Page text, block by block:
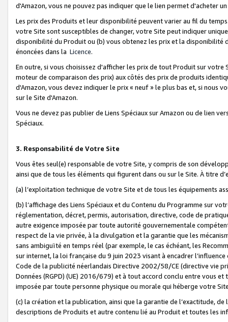
d'Amazon, vous ne pouvez pas indiquer que le lien permet d'acheter
Les prix des Produits et leur disponibilité peuvent varier au fil du
votre Site sont susceptibles de changer, votre Site peut indiquer
disponibilité du Produit ou (b) vous obtenez les prix et la disponibilité
énoncées dans la Licence.
En outre, si vous choisissez d'afficher les prix de tout Produit sur
moteur de comparaison des prix) aux côtés des prix de produits
d'Amazon, vous devez indiquer le prix « neuf » le plus bas et, si nous
sur le Site d'Amazon.
Vous ne devez pas publier de Liens Spéciaux sur Amazon ou de lien
Spéciaux.
3. Responsabilité de Votre Site
Vous êtes seul(e) responsable de votre Site, y compris de son
ainsi que de tous les éléments qui figurent dans ou sur le Site. À titre
(a) l’exploitation technique de votre Site et de tous les équipements
(b) l’affichage des Liens Spéciaux et du Contenu du Programme sur
réglementation, décret, permis, autorisation, directive, code de
autre exigence imposée par toute autorité gouvernementale
respect de la vie privée, à la divulgation et la garantie que les
sans ambiguïté en temps réel (par exemple, le cas échéant, les
sur internet, la loi française du 9 juin 2023 visant à encadrer
Code de la publicité néerlandais Directive 2002/58/CE (directive vie
Données (RGPD) (UE) 2016/679) et à tout accord conclu entre vous
imposée par toute personne physique ou morale qui héberge votre
(c) la création et la publication, ainsi que la garantie de l’exactitude,
descriptions de Produits et autre contenu lié au Produit et toutes les